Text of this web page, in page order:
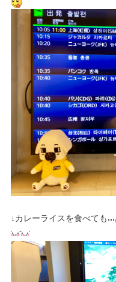
↓カレーライスを食べても